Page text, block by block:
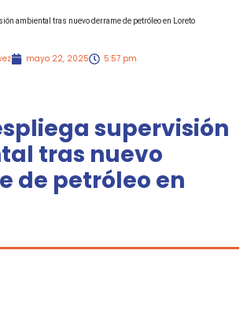
ambiental tras nuevo derrame de petróleo en Loreto
mayo 22, 2025 5:57 pm
supervisión
tras nuevo
de petróleo en